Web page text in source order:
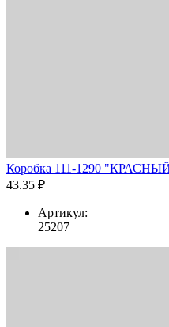
Коробка 111-1290
43.35 ₽
Артикул:
25207